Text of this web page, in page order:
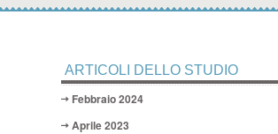
ARTICOLI DELLO STUDIO
Febbraio 2024
Aprile 2023